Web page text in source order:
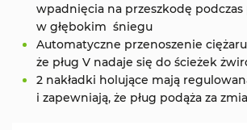
wpadnięcia na przeszkodę podczas
w głębokim śniegu
Automatyczne przenoszenie
że pług V nadaje się do ścieżek
2 nakładki holujące mają
i zapewniają, że pług podąża za